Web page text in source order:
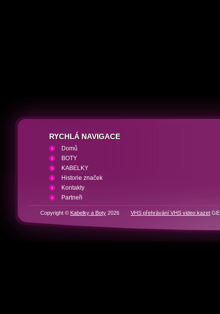
RYCHLÁ NAVIGACE
Domů
BOTY
KABELKY
Historie značek
Kontakty
Partneři
Copyright © Kabelky a Boty 2026 VHS přehrávání VHS video kazet